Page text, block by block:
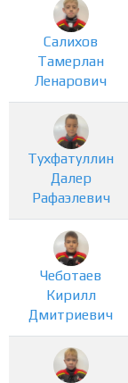
Салихов
Тамерлан
Ленарович
Тухфатуллин
Далер
Рафаэлевич
Чеботаев
Кирилл
Дмитриевич